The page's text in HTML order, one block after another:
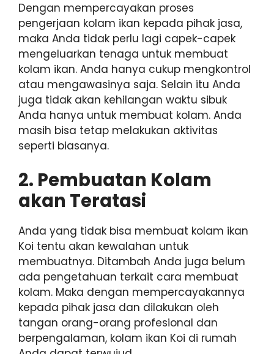
Dengan mempercayakan proses
pengerjaan kolam ikan kepada pihak jasa,
maka Anda tidak perlu lagi capek-capek
mengeluarkan tenaga untuk membuat
kolam ikan. Anda hanya cukup mengkontrol
atau mengawasinya saja. Selain itu Anda
juga tidak akan kehilangan waktu sibuk
Anda hanya untuk membuat kolam. Anda
masih bisa tetap melakukan aktivitas
seperti biasanya.
2. Pembuatan Kolam
akan Teratasi
Anda yang tidak bisa membuat kolam ikan
Koi tentu akan kewalahan untuk
membuatnya. Ditambah Anda juga belum
ada pengetahuan terkait cara membuat
kolam. Maka dengan mempercayakannya
kepada pihak jasa dan dilakukan oleh
tangan orang-orang profesional dan
berpengalaman, kolam ikan Koi di rumah